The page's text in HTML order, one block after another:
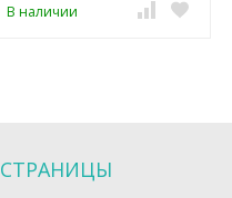
В наличии
СТРАНИЦЫ